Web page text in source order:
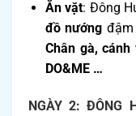
Ăn vặt: Đông
đồ nướng
Chân gà,
DO&ME …
NGÀY 2: ĐÔNG